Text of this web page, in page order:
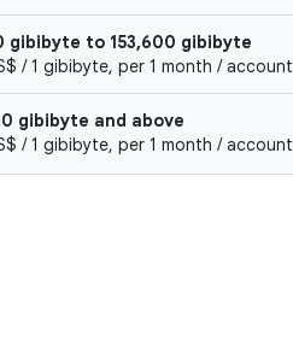
gibibyte to 153,600 gibibyte
/ 1 gibibyte, per 1 month / account
gibibyte and above
/ 1 gibibyte, per 1 month / account